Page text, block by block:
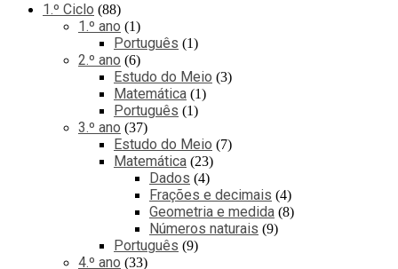
1.º Ciclo 88
1.º ano 1
Português 1
2.º ano 6
Estudo do Meio 3
Matemática 1
Português 1
3.º ano 37
Estudo do Meio 7
Matemática 23
Dados 4
Frações e decimais 4
Geometria e medida 8
Números naturais 9
Português 9
4.º ano 33